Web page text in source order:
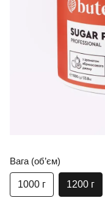
Вага (об’єм)
1000 г 1200 г